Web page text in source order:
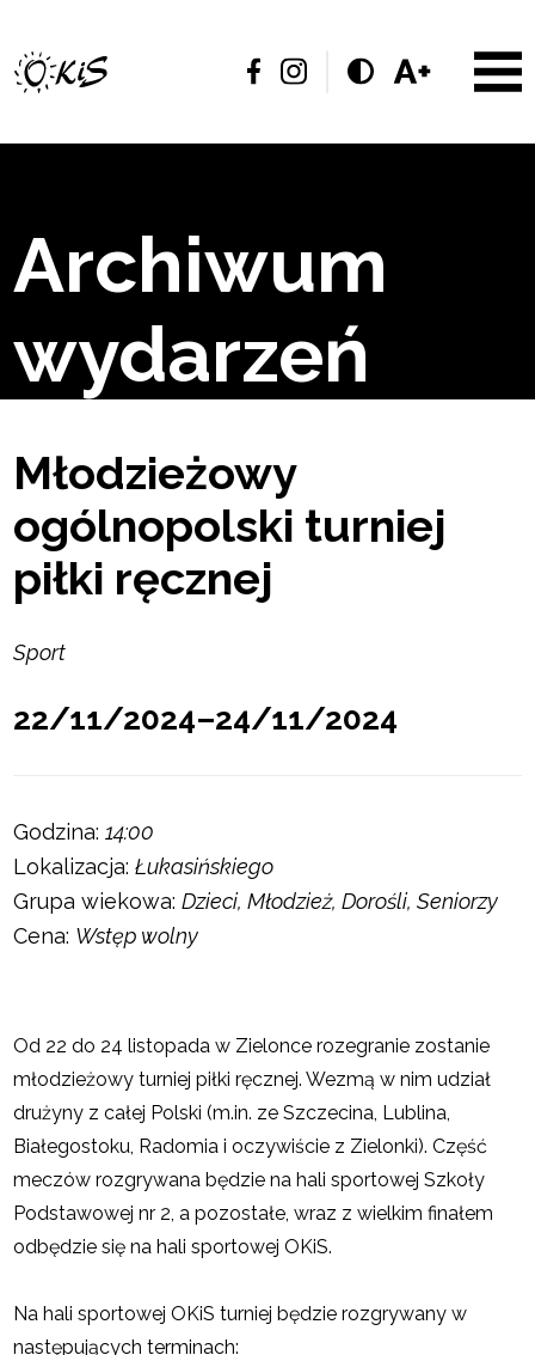
Archiwum
wydarzeń
Młodzieżowy
ogólnopolski turniej
piłki ręcznej
Sport
22/11/2024–24/11/2024
Godzina:14:00
Lokalizacja:Łukasińskiego
Grupa wiekowa:Dzieci, Młodzież, Dorośli, Seniorzy
Cena: Wstęp wolny
Od 22 do 24 listopada w Zielonce rozegranie zostanie
młodzieżowy turniej piłki ręcznej. Wezmą w nim udział
drużyny z całej Polski (m.in. ze Szczecina, Lublina,
Białegostoku, Radomia i oczywiście z Zielonki). Część
meczów rozgrywana będzie na hali sportowej Szkoły
Podstawowej nr 2, a pozostałe, wraz z wielkim finałem
odbędzie się na hali sportowej OKiS.
Na hali sportowej OKiS turniej będzie rozgrywany w
następujących terminach: